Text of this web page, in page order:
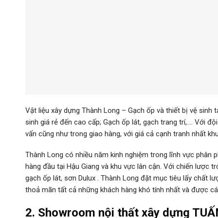
Vật liệu xây dựng Thành Long – Gạch ốp và thiết bị vệ sinh
sinh giá rẻ đến cao cấp; Gạch ốp lát, gạch trang trí,…. Với
vấn cũng như trong giao hàng, với giá cả cạnh tranh nhất
Thành Long có nhiều năm kinh nghiệm trong lĩnh vực phân
hàng đầu tại Hậu Giang và khu vực lân cận. Với chiến lược
gạch ốp lát, sơn Dulux . Thành Long đặt mục tiêu lấy chất
thoả mãn tất cả những khách hàng khó tính nhất và được
2. Showroom nội thất xây dựng